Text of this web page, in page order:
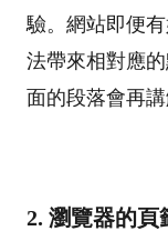
驗。網站即便
法帶來相對應
面的段落會再講
2. 瀏覽器的頁